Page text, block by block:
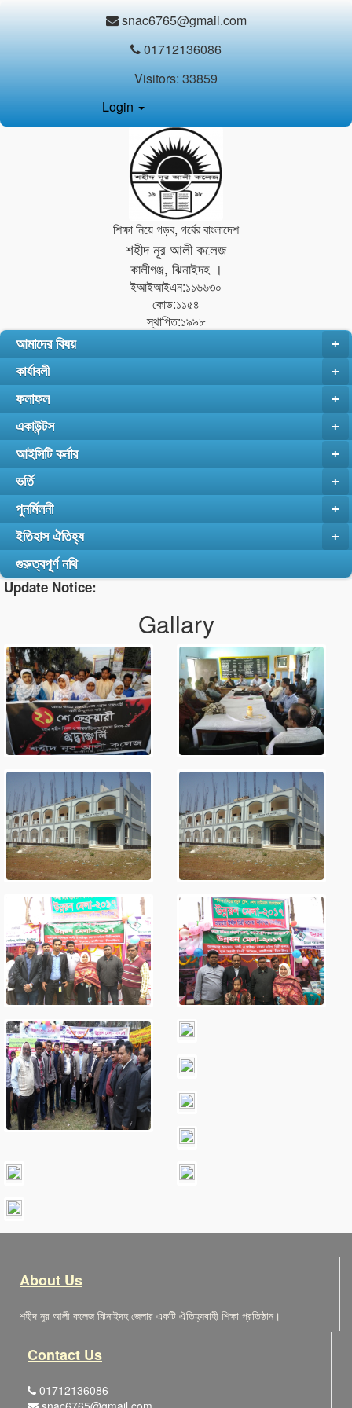
snac6765@gmail.com
01712136086
Visitors: 33859
Login
শিক্ষা নিয়ে গড়ব, গর্বের বাংলাদেশ
শহীদ নূর আলী কলেজ
কালীগঞ্জ, ঝিনাইদহ ।
ইআইআইএন:১১৬৬৩০
কোড:১১৫৪
স্থাপিত:১৯৯৮
+
আমাদের বিষয়
+
কার্যাবলী
+
ফলাফল
+
একাউন্টস
+
আইসিটি কর্নার
+
ভর্তি
+
পুনর্মিলনী
+
ইতিহাস ঐতিহ্য
গুরুত্বপূর্ণ নথি
Update Notice:
Gallary
About Us
শহীদ নূর আলী কলেজ ঝিনাইদহ জেলার একটি ঐতিহ্যবাহী শিক্ষা প্রতিষ্ঠান।
Contact Us
01712136086